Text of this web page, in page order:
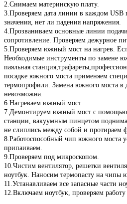
2.Снимаем материнскую плату.
3.Проверяем дата линии в каждом USB
значения, нет ли падения напряжения.
4.Прозваниваем основные линии
сопротивление. Проверяем дежурное
5.Проверяем южный мост на нагрев.
Необходимые инструменты по замене
паяльная
посадке южного моста применяем
термопрофили. Замена южного моста в
невозможна.
6.Нагреваем южный мост
7.Демонтируем южный мост с помощью
станции, вакуумным пинцетом
не слиплись между собой и протираем
8.Работоспособный чип южного моста
припаиваем.
9.Проверяем под микроскопом.
10.Чистим вентилятор, решетки
ноутбук. Наносим термопасту на чипы
11.Устанавливаем все запасные части
12.Включаем ноутбук, проверяем